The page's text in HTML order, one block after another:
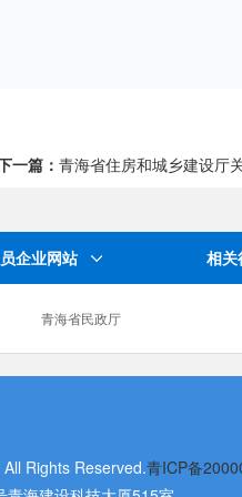
一篇： 青海省住房和城乡建设厅
企业网站 相关
青海省民政厅
Rights Reserved.青ICP备